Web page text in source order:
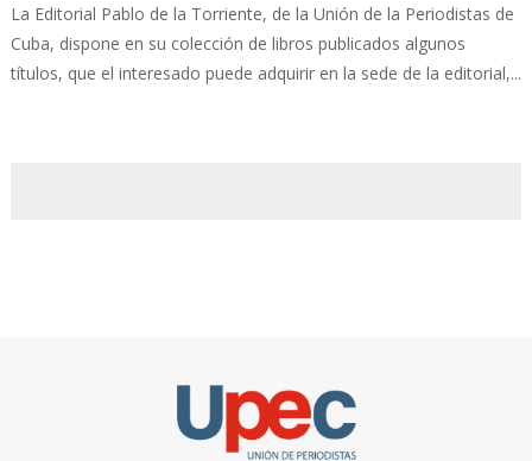
La Editorial Pablo de la Torriente, de la Unión de la Periodistas de
Cuba, dispone en su colección de libros publicados algunos
títulos, que el interesado puede adquirir en la sede de la editorial,...